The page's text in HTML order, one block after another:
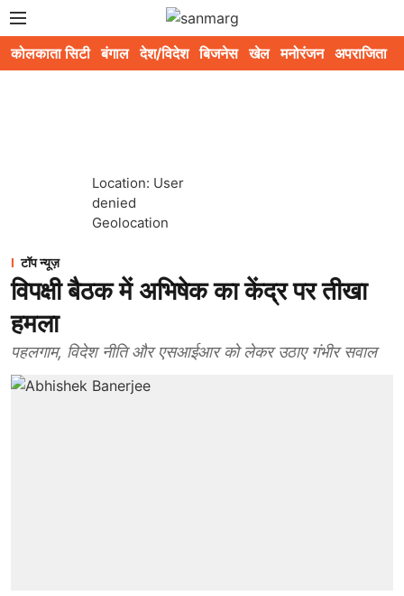
कोलकाता सिटी बंगाल देश/विदेश बिजनेस खेल मनोरंजन अपराजिता
Location: User
denied
Geolocation
टॉप न्यूज़
विपक्षी बैठक में अभिषेक का केंद्र पर तीखा
हमला
पहलगाम, विदेश नीति और एसआईआर को लेकर उठाए गंभीर सवाल